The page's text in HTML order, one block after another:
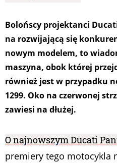
Bolońscy projektanci
na rozwijającą się
nowym modelem, to
maszyna, obok której
również jest w przypadku
1299. Oko na czerwonej
zawiesi na dłużej.
O najnowszym Ducati
premiery tego motocykla